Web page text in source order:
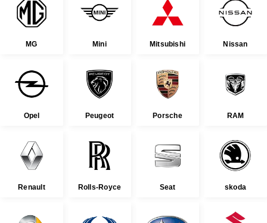
MG Mini Mitsubishi Nissan
Opel Peugeot Porsche RAM
Renault Rolls-Royce Seat skoda